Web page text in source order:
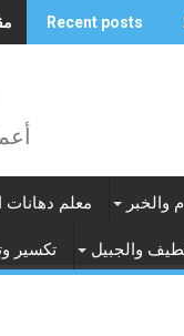
Recent posts
والخبر معلم دهانات
والجبيل تكسير